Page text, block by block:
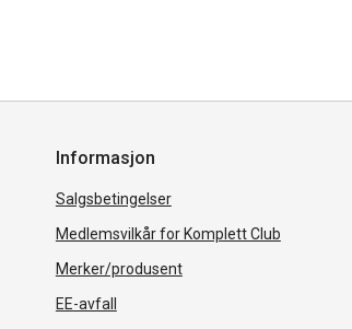
Informasjon
Salgsbetingelser
Medlemsvilkår for Komplett Club
Merker/produsent
EE-avfall